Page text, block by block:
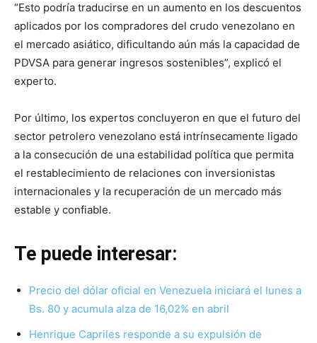
“Esto podría traducirse en un aumento en los descuentos
aplicados por los compradores del crudo venezolano en
el mercado asiático, dificultando aún más la capacidad de
PDVSA para generar ingresos sostenibles”, explicó el
experto.
Por último, los expertos concluyeron en que el futuro del
sector petrolero venezolano está intrínsecamente ligado
a la consecución de una estabilidad política que permita
el restablecimiento de relaciones con inversionistas
internacionales y la recuperación de un mercado más
estable y confiable.
Te puede interesar:
Precio del dólar oficial en Venezuela iniciará el lunes a
Bs. 80 y acumula alza de 16,02% en abril
Henrique Capriles responde a su expulsión de